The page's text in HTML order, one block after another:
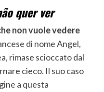
quer ver
non vuole vedere
di nome Angel,
rimase scioccato dal
cieco. Il suo caso
a questa